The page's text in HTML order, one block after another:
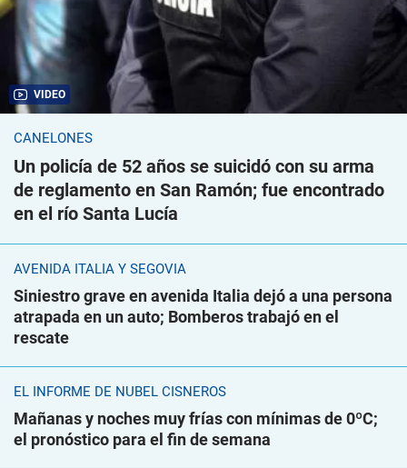
VIDEO
CANELONES
Un policía de 52 años se suicidó con su arma
de reglamento en San Ramón; fue encontrado
en el río Santa Lucía
AVENIDA ITALIA Y SEGOVIA
Siniestro grave en avenida Italia dejó a una persona
atrapada en un auto; Bomberos trabajó en el
rescate
EL INFORME DE NUBEL CISNEROS
Mañanas y noches muy frías con mínimas de 0ºC;
el pronóstico para el fin de semana